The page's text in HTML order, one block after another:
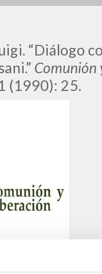
“Diálogo
Comunión
(1990): 25.